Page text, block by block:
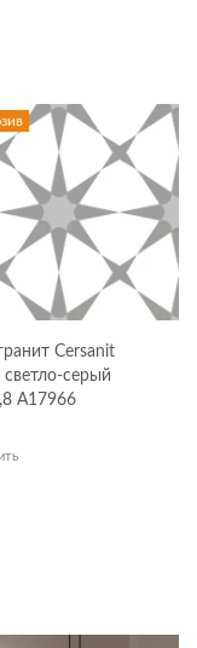
Cersanit
серый
A17966